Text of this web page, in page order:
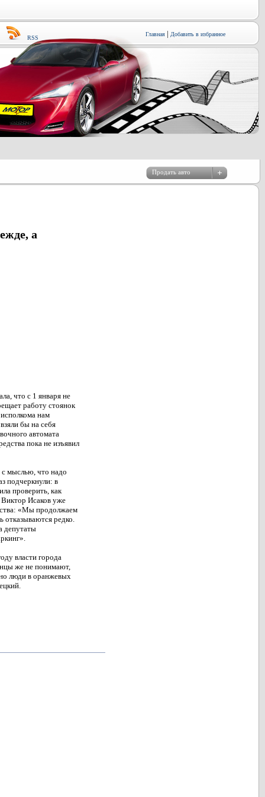
RSS
Главная| Добавить в избранное
а
что с 1 января не
работу стоянок
нам
бы на себя
автомата
пока не изъявил
с мыслью, что надо
подчеркнули: в
проверить, как
Исаков уже
«Мы продолжаем
отказываются редко.
депутаты
власти города
же не понимают,
люди в оранжевых